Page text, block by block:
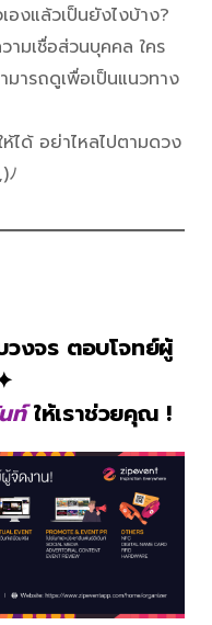
องแล้วเป็นยังไงบ้าง?
ามเชื่อส่วนบุคคล ใคร
ารถดูเพื่อเป็นแนวทาง
ได้ อย่าไหลไปตามดวง
ﾉ
วงจร ตอบโจทย์ผู้
ท์ให้เราช่วยคุณ !